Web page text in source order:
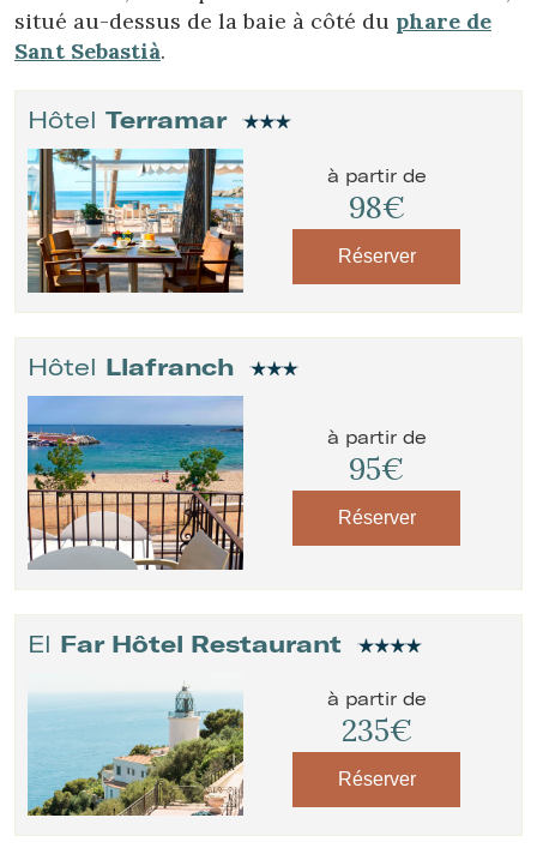
situé au-dessus de la baie à côté du phare de
Sant Sebastià.
Hôtel Terramar
à partir de
98€
Réserver
Hôtel Llafranch
à partir de
95€
Réserver
El Far Hôtel Restaurant
à partir de
235€
Réserver